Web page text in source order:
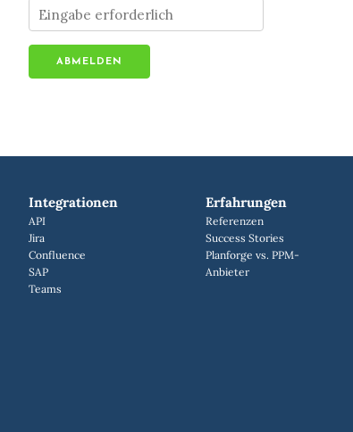
Integrationen
API
Jira
Confluence
SAP
Teams
Erfahrungen
Referenzen
Success Stories
Planforge vs. PPM-
Anbieter